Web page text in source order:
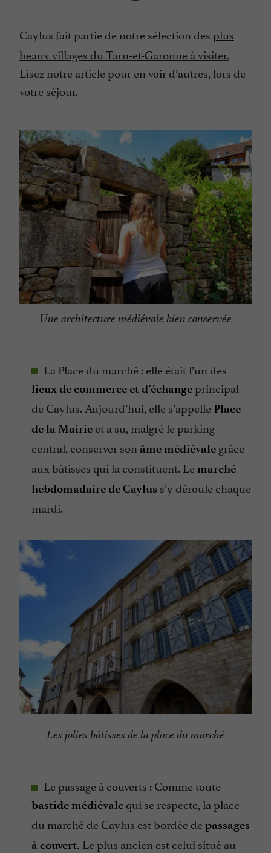
Caylus fait partie de notre sélection desplus
beaux villages du Tarn-et-Garonne à visiter.
Lisez notre article pour en voir d’autres, lors de
votre séjour.
Une architecture médiévale bien conservée
La Place du marché : elle était l’un des
lieux de commerce et d’échangeprincipal
de Caylus. Aujourd’hui, elle s’appelle Place
de la Mairie et a su, malgré le parking
central, conserver son âme médiévale grâce
aux bâtisses qui la constituent. Le marché
hebdomadaire de Caylus s’y déroule chaque
mardi.
Les jolies bâtisses de la place du marché
Le passage à couverts : Comme toute
bastide médiévalequi se respecte, la place
du marché de Caylus est bordée depassages
à couvert. Le plus ancien est celui situé au